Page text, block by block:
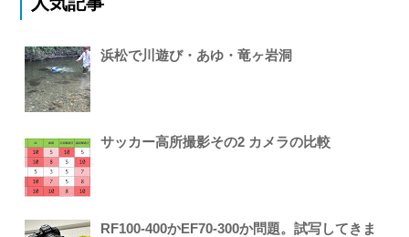
浜松で川遊び・あゆ・竜ヶ岩洞
サッカー高所撮影その2 カメラの比較
RF100-400かEF70-300か問題。試写してきま